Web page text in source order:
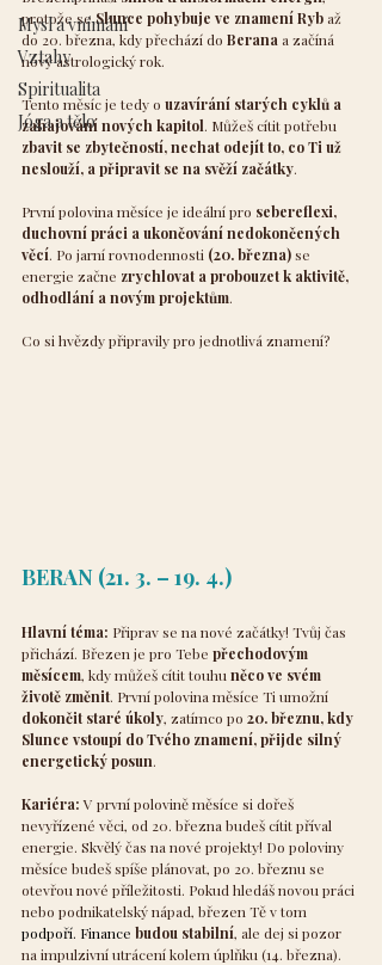
Mysl a vnímání
Vztahy
Spiritualita
Jóga a tělo
protože se Slunce pohybuje ve znamení Ryb až
do 20. března, kdy přechází do Berana a začíná
nový astrologický rok.
Tento měsíc je tedy o uzavírání starých cyklů a
zahajování nových kapitol. Můžeš cítit potřebu
zbavit se zbytečností, nechat odejít to, co Ti už
neslouží, a připravit se na svěží začátky.
První polovina měsíce je ideální pro sebereflexi,
duchovní práci a ukončování nedokončených
věcí. Po jarní rovnodennosti (20. března) se
energie začne zrychlovat a probouzet k aktivitě,
odhodlání a novým projektům.
Co si hvězdy připravily pro jednotlivá znamení?
BERAN (21. 3. – 19. 4.)
Hlavní téma: Připrav se na nové začátky! Tvůj čas
přichází. Březen je pro Tebe přechodovým
měsícem, kdy můžeš cítit touhu něco ve svém
životě změnit. První polovina měsíce Ti umožní
dokončit staré úkoly, zatímco po 20. březnu, kdy
Slunce vstoupí do Tvého znamení, přijde silný
energetický posun.
Kariéra: V první polovině měsíce si dořeš
nevyřízené věci, od 20. března budeš cítit příval
energie. Skvělý čas na nové projekty! Do poloviny
měsíce budeš spíše plánovat, po 20. březnu se
otevřou nové příležitosti. Pokud hledáš novou práci
nebo podnikatelský nápad, březen Tě v tom
podpoří. Finance budou stabilní, ale dej si pozor
na impulzivní utrácení kolem úplňku (14. března).